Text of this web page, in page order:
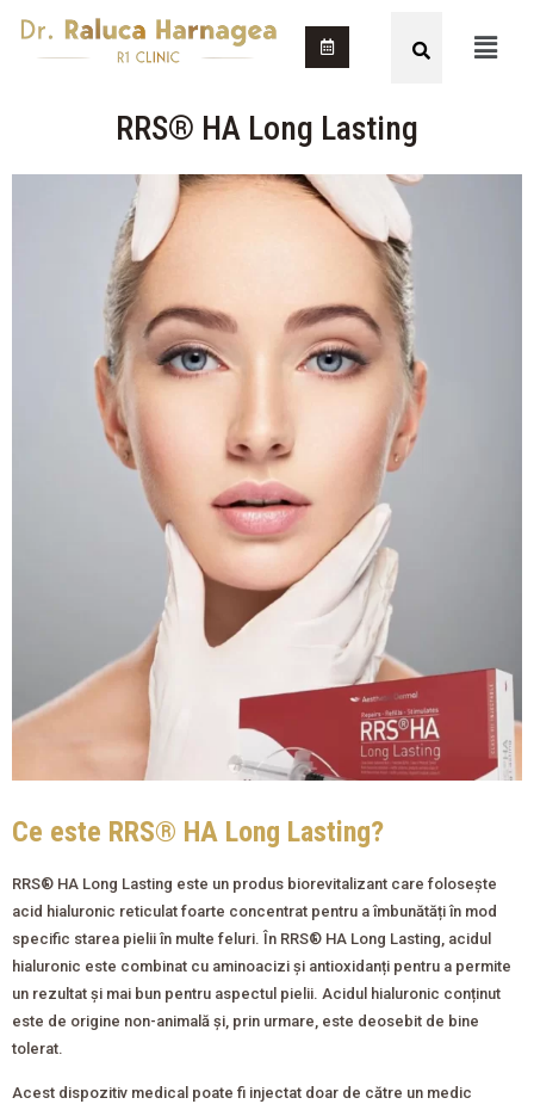
RRS® HA Long Lasting
Ce este RRS® HA Long Lasting?
RRS® HA Long Lasting este un produs biorevitalizant care folosește
acid hialuronic reticulat foarte concentrat pentru a îmbunătăți în mod
specific starea pielii în multe feluri. În RRS® HA Long Lasting, acidul
hialuronic este combinat cu aminoacizi și antioxidanți pentru a permite
un rezultat și mai bun pentru aspectul pielii. Acidul hialuronic conținut
este de origine non-animală și, prin urmare, este deosebit de bine
tolerat.
Acest dispozitiv medical poate fi injectat doar de către un medic